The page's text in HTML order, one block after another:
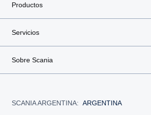
¿Te podemos ayudar con otros temas?
Productos
Servicios
Sobre Scania
SCANIA ARGENTINA: ARGENTINA